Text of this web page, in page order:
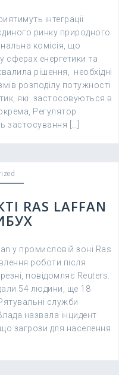
інтеграції
ринку природного
комісія, що
сферах енергетики та
рішення, необхідні
розподілу потужності
які застосовуються в
Регулятор
застосування […]
RAS LAFFAN
у промисловій зоні Ras
роботи після
повідомляє Reuters.
54 людини, ще 18
служби
назвала інцидент
загрози для населення